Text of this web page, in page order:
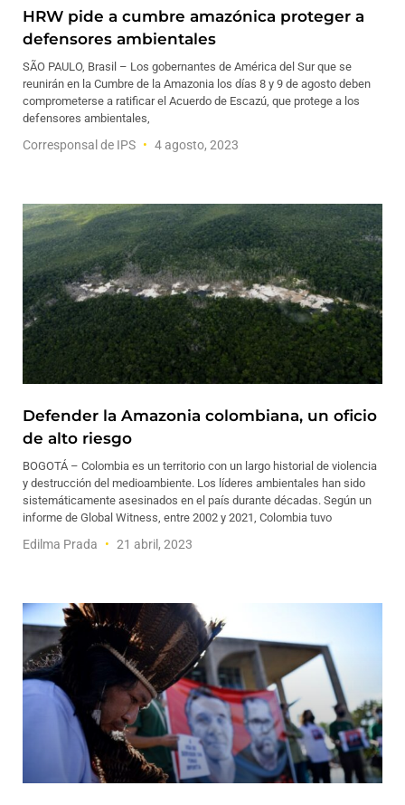
HRW pide a cumbre amazónica proteger a
defensores ambientales
SÃO PAULO, Brasil – Los gobernantes de América del Sur que se
reunirán en la Cumbre de la Amazonia los días 8 y 9 de agosto deben
comprometerse a ratificar el Acuerdo de Escazú, que protege a los
defensores ambientales,
Corresponsal de IPS 4 agosto, 2023
Defender la Amazonia colombiana, un oficio
de alto riesgo
BOGOTÁ – Colombia es un territorio con un largo historial de violencia
y destrucción del medioambiente. Los líderes ambientales han sido
sistemáticamente asesinados en el país durante décadas. Según un
informe de Global Witness, entre 2002 y 2021, Colombia tuvo
Edilma Prada 21 abril, 2023